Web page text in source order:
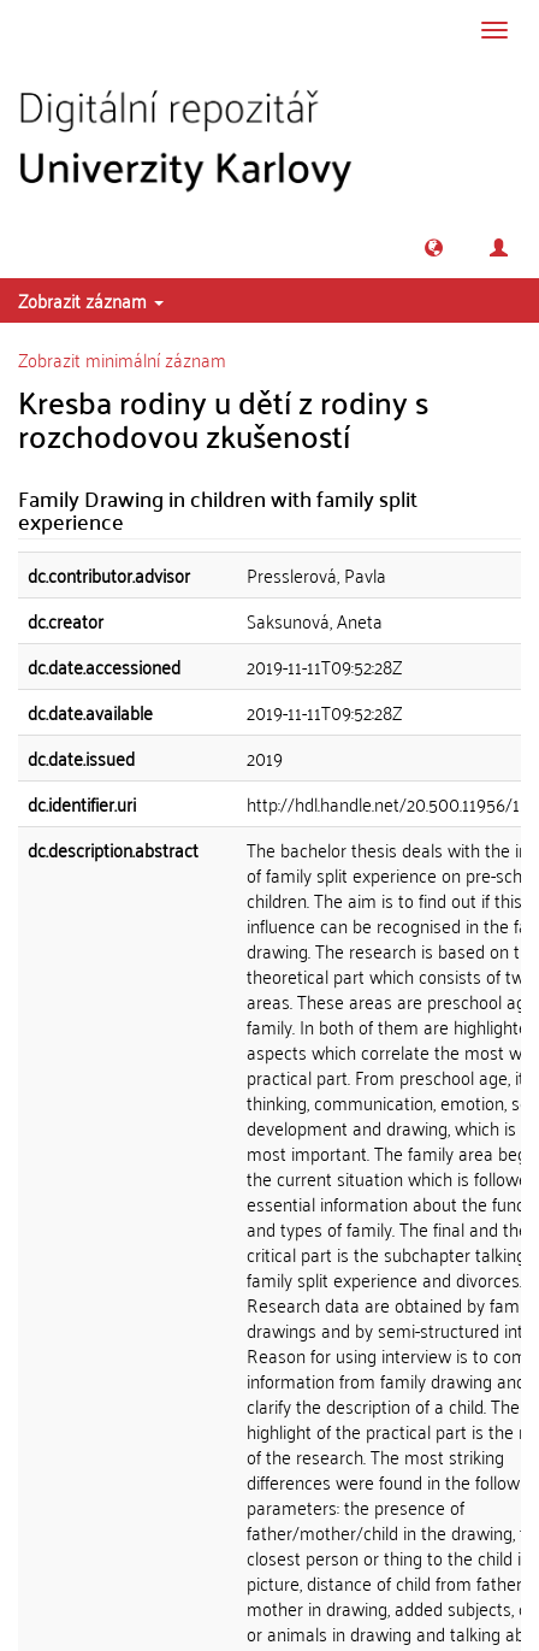
Zobrazit záznam
Zobrazit minimální záznam
Kresba rodiny u dětí z rodiny s
rozchodovou zkušeností
Family Drawing in children with family split
experience
dc.contributor.advisor
Presslerová, Pavla
dc.creator
Saksunová, Aneta
dc.date.accessioned
2019-11-11T09:52:28Z
dc.date.available
2019-11-11T09:52:28Z
dc.date.issued
2019
dc.identifier.uri
http://hdl.handle.net/20.500.11956/
dc.description.abstract
The bachelor thesis deals with the
of family split experience on pre-
children. The aim is to find out if this
influence can be recognised in the
drawing. The research is based on the
theoretical part which consists of
areas. These areas are preschool
family. In both of them are highlighted
aspects which correlate the most
practical part. From preschool age, it
thinking, communication, emotion,
development and drawing, which is
most important. The family area
the current situation which is
essential information about the
and types of family. The final and the
critical part is the subchapter talking
family split experience and divorces.
Research data are obtained by family
drawings and by semi-structured
Reason for using interview is to
information from family drawing and
clarify the description of a child. The
highlight of the practical part is the
of the research. The most striking
differences were found in the
parameters: the presence of
father/mother/child in the drawing,
closest person or thing to the child in
picture, distance of child from father
mother in drawing, added subjects,
or animals in drawing and talking